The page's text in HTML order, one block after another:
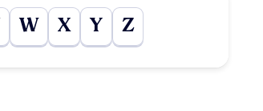
W X Y Z